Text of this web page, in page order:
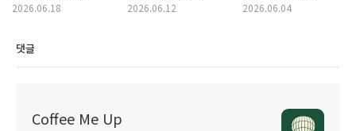
2026.06.18 2026.06.12 2026.06.04
댓글
Coffee Me Up